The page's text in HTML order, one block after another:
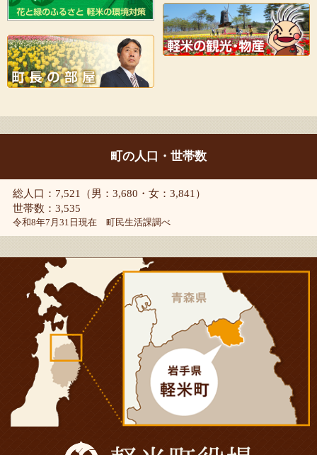
町の人口・世帯数
総人口：7,521（男：3,680・女：3,841）
世帯数：3,535
令和8年7月31日現在 町民生活課調べ